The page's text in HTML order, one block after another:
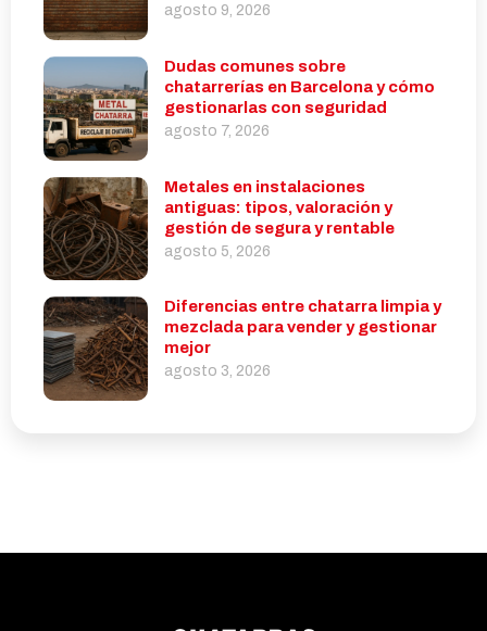
agosto 9, 2026
Dudas comunes sobre
chatarrerías en Barcelona y cómo
gestionarlas con seguridad
agosto 7, 2026
Metales en instalaciones
antiguas: tipos, valoración y
gestión de segura y rentable
agosto 5, 2026
Diferencias entre chatarra limpia y
mezclada para vender y gestionar
mejor
agosto 3, 2026